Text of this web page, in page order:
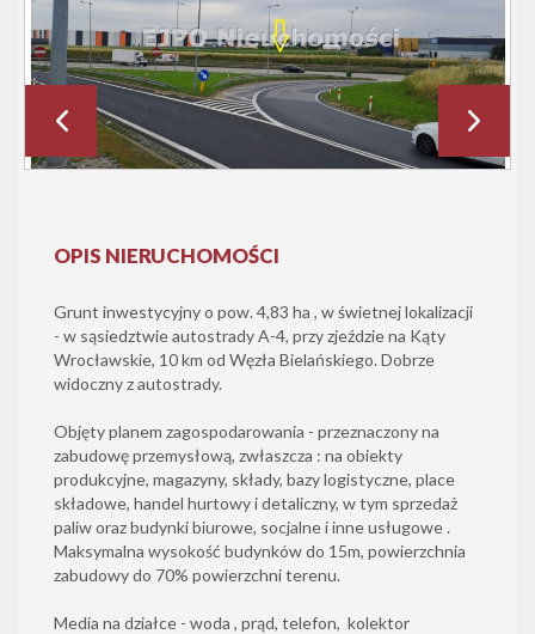
OPIS NIERUCHOMOŚCI
Grunt inwestycyjny o pow. 4,83 ha , w świetnej lokalizacji
- w sąsiedztwie autostrady A-4, przy zjeździe na Kąty
Wrocławskie, 10 km od Węzła Bielańskiego. Dobrze
widoczny z autostrady.
Objęty planem zagospodarowania - przeznaczony na
zabudowę przemysłową, zwłaszcza : na obiekty
produkcyjne, magazyny, składy, bazy logistyczne, place
składowe, handel hurtowy i detaliczny, w tym sprzedaż
paliw oraz budynki biurowe, socjalne i inne usługowe .
Maksymalna wysokość budynków do 15m, powierzchnia
zabudowy do 70% powierzchni terenu.
Media na działce - woda , prąd, telefon, kolektor